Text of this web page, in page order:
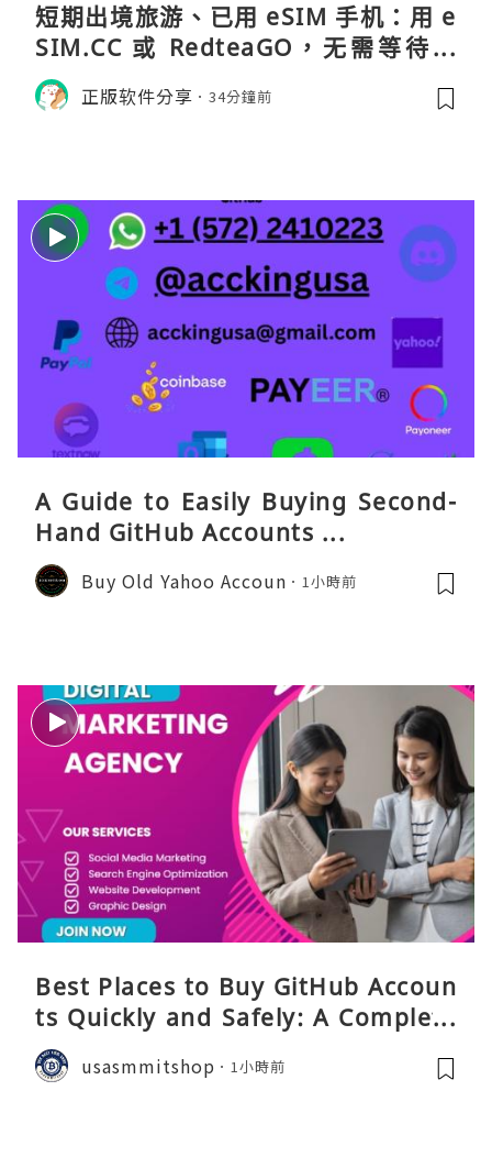
短期出境旅游、已用 eSIM 手机：用 e
SIM.CC 或 RedteaGO，无需等待收
货。需要“当地号码 + 通话短信”（如
打车、外卖、客户联络）：优先 Redt
正版软件分享 34分鐘前
A Guide to Easily Buying Second-
Hand GitHub Accounts ...
Buy Old Yahoo Accoun 1小時前
Best Places to Buy GitHub Accoun
ts Quickly and Safely: A Complete
Guide
usasmmitshop 1小時前